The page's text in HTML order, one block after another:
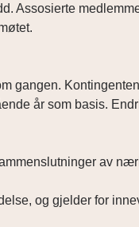
Assosierte
gangen.
år som basis.
av
og gjelder for